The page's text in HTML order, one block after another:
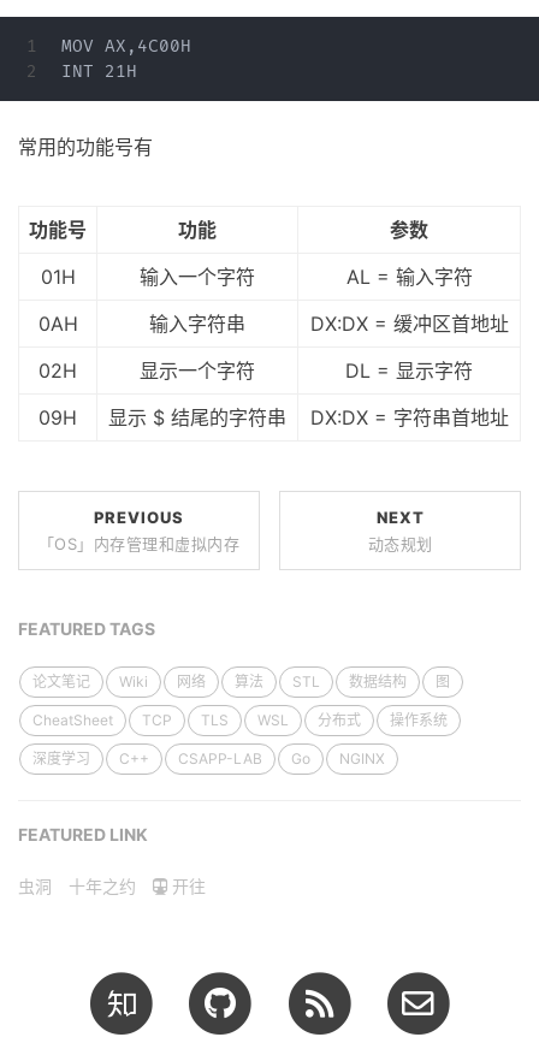
1
MOV AX,4C00H
常用的功能号有
功能号 功能
参数
01H
输入一个字符
AL = 输入字符
0AH
输入字符串
DX:DX = 缓冲区首地址
02H
显示一个字符
DL = 显示字符
09H
显示 $ 结尾的字符串 DX:DX = 字符串首地址
PREVIOUS
「OS」内存管理和虚拟内存
NEXT
动态规划
FEATURED TAGS
论文笔记 Wiki 网络 算法 STL 数据结构 图
CheatSheet TCP TLS WSL 分布式 操作系统
深度学习 C++ CSAPP-LAB Go NGINX
FEATURED LINK
虫洞 十年之约 开往